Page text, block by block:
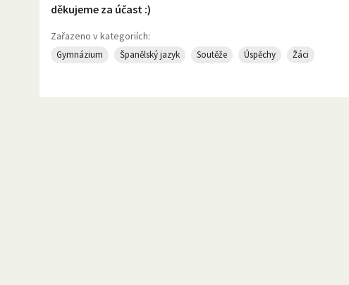
děkujeme za účast :)
Zařazeno v kategoriích:
Gymnázium Španělský jazyk Soutěže Úspěchy Žáci